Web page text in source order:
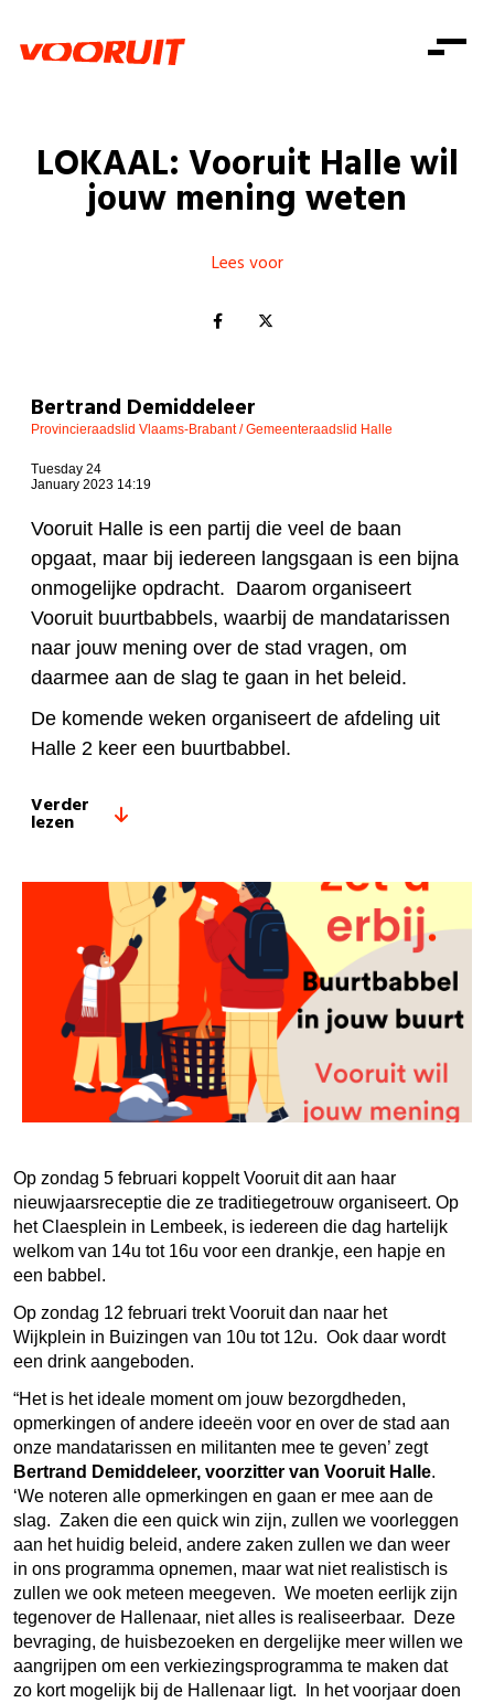
Zorg
Gelijke kansen
Welzijn
Consumentenbescherming
Kinderen en jongeren
Onze mensen
Standpunten
Vacatures
Doe mee
Doe mee
Word lid
Shop
Login
LOKAAL: Vooruit Halle wil
jouw mening weten
Lees voor
Bertrand Demiddeleer
Provincieraadslid Vlaams-Brabant / Gemeenteraadslid Halle
Tuesday 24
January 2023 14:19
Vooruit Halle is een partij die veel de baan
opgaat, maar bij iedereen langsgaan is een bijna
onmogelijke opdracht. Daarom organiseert
Vooruit buurtbabbels, waarbij de mandatarissen
naar jouw mening over de stad vragen, om
daarmee aan de slag te gaan in het beleid.
De komende weken organiseert de afdeling uit
Halle 2 keer een buurtbabbel.
Verder
lezen
Op zondag 5 februari koppelt Vooruit dit aan haar
nieuwjaarsreceptie die ze traditiegetrouw organiseert. Op
het Claesplein in Lembeek, is iedereen die dag hartelijk
welkom van 14u tot 16u voor een drankje, een hapje en
een babbel.
Op zondag 12 februari trekt Vooruit dan naar het
Wijkplein in Buizingen van 10u tot 12u. Ook daar wordt
een drink aangeboden.
“Het is het ideale moment om jouw bezorgdheden,
opmerkingen of andere ideeën voor en over de stad aan
onze mandatarissen en militanten mee te geven’ zegt
Bertrand Demiddeleer, voorzitter van Vooruit Halle.
‘We noteren alle opmerkingen en gaan er mee aan de
slag. Zaken die een quick win zijn, zullen we voorleggen
aan het huidig beleid, andere zaken zullen we dan weer
in ons programma opnemen, maar wat niet realistisch is
zullen we ook meteen meegeven. We moeten eerlijk zijn
tegenover de Hallenaar, niet alles is realiseerbaar. Deze
bevraging, de huisbezoeken en dergelijke meer willen we
aangrijpen om een verkiezingsprogramma te maken dat
zo kort mogelijk bij de Hallenaar ligt. In het voorjaar doen